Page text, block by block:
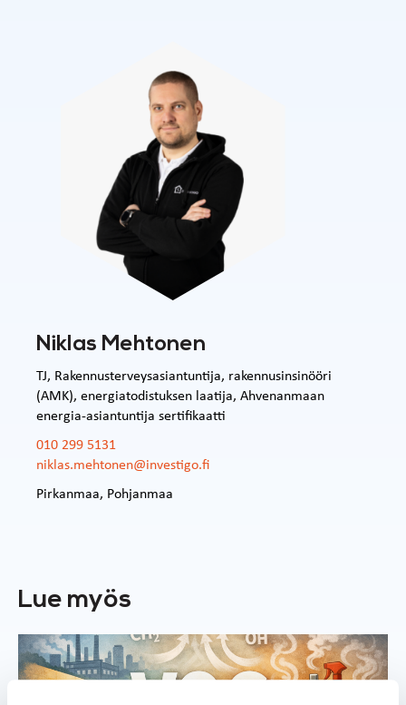
Niklas Mehtonen
TJ, Rakennusterveysasiantuntija, rakennusinsinööri
(AMK), energiatodistuksen laatija, Ahvenanmaan
energia-asiantuntija sertifikaatti
010 299 5131
niklas.mehtonen@investigo.fi
Pirkanmaa, Pohjanmaa
Lue myös